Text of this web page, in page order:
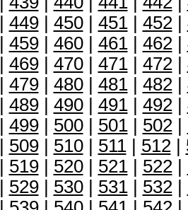
449| 450| 451| 452|
459| 460| 461| 462|
469| 470| 471| 472|
479| 480| 481| 482|
489| 490| 491| 492|
499| 500| 501| 502|
509| 510| 511| 512|
519| 520| 521| 522|
529| 530| 531| 532|